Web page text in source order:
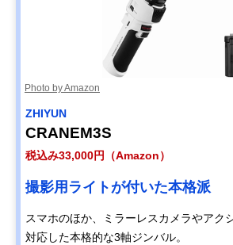
Photo by Amazon
ZHIYUN
CRANEM3S
税込み33,000円（Amazon）
撮影用ライトが付いた本格派
スマホのほか、ミラーレスカメラやアク
対応した本格的な3軸ジンバル。